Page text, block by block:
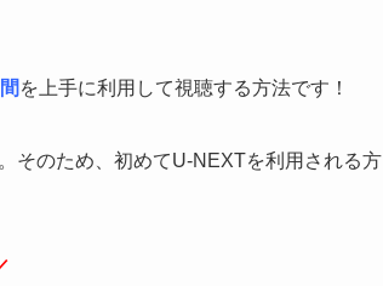
を上手に利用して視聴する方法です！
そのため、初めてU-NEXTを利用される方